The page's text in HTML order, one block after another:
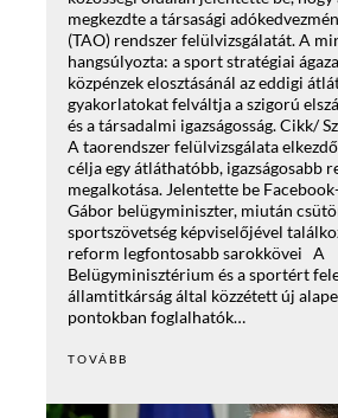
megkezdte a társasági
(TAO) rendszer felülvizsgálatát. A
hangsúlyozta: a sport stratégiai
közpénzek elosztásánál az eddigi
gyakorlatokat felváltja a szigorú
és a társadalmi igazságosság. Cikk/
A taorendszer felülvizsgálata
célja egy átláthatóbb, igazságosabb
megalkotása. Jelentette be
Gábor belügyminiszter, miután
sportszövetség képviselőjével
reform legfontosabb sarokkövei A
Belügyminisztérium és a sportért
államtitkárság által közzétett új
pontokban foglalhatók…
TOVÁBB